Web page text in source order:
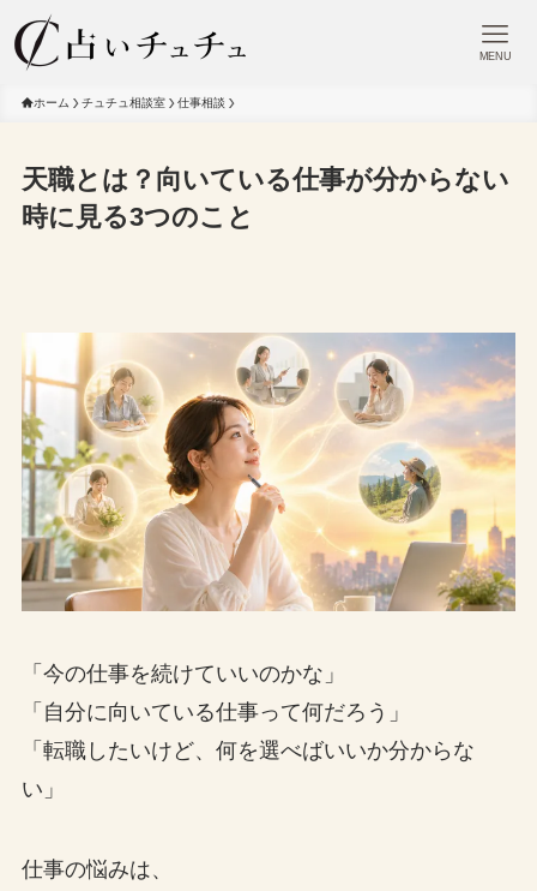
MENU
ホーム チュチュ相談室 仕事相談
天職とは？向いている仕事が分からない
時に見る3つのこと
「今の仕事を続けていいのかな」
「自分に向いている仕事って何だろう」
「転職したいけど、何を選べばいいか分からな
い」
仕事の悩みは、